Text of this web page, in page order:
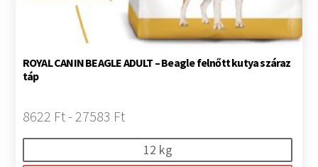
ROYAL CANIN BEAGLE ADULT – Beagle felnőtt kutya száraz
táp
8622 Ft - 27583 Ft
12 kg